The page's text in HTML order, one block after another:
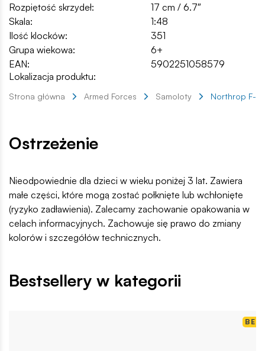
Rozpiętość skrzydeł:
17 cm / 6.7″
Skala:
1:48
Ilość klocków:
351
Grupa wiekowa:
6+
EAN:
5902251058579
Lokalizacja produktu:
Strona główna Armed Forces Samoloty Northrop F-
Ostrzeżenie
Nieodpowiednie dla dzieci w wieku poniżej 3 lat. Zawiera
małe części, które mogą zostać połknięte lub wchłonięte
(ryzyko zadławienia). Zalecamy zachowanie opakowania w
celach informacyjnych. Zachowuje się prawo do zmiany
kolorów i szczegółów technicznych.
Bestsellery w kategorii